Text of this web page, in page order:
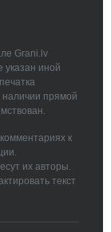
Grani.lv
указан иной
прямой
к
их авторы.
текст